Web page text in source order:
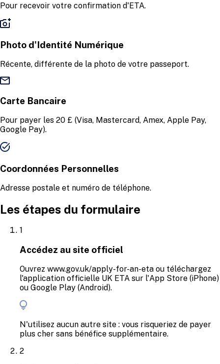
Pour recevoir votre confirmation d'ETA.
Photo d'Identité Numérique
Récente, différente de la photo de votre passeport.
Carte Bancaire
Pour payer les 20 £ (Visa, Mastercard, Amex, Apple Pay,
Google Pay).
Coordonnées Personnelles
Adresse postale et numéro de téléphone.
Les étapes du formulaire
1
Accédez au site officiel
Ouvrez www.gov.uk/apply-for-an-eta ou téléchargez
l'application officielle UK ETA sur l'App Store (iPhone)
ou Google Play (Android).
N'utilisez aucun autre site : vous risqueriez de payer
plus cher sans bénéfice supplémentaire.
2